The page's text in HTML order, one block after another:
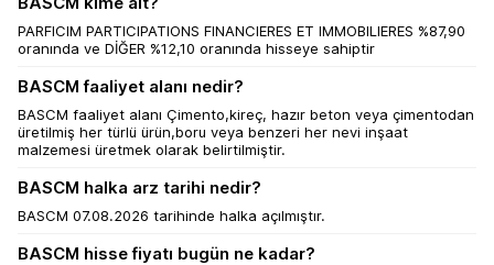
PARFICIM PARTICIPATIONS FINANCIERES ET IMMOBILIERES %87,90
oranında ve DİĞER %12,10 oranında hisseye sahiptir
BASCM faaliyet alanı nedir?
BASCM faaliyet alanı Çimento,kireç, hazır beton veya çimentodan
üretilmiş her türlü ürün,boru veya benzeri her nevi inşaat
malzemesi üretmek olarak belirtilmiştir.
BASCM halka arz tarihi nedir?
BASCM 07.08.2026 tarihinde halka açılmıştır.
BASCM hisse fiyatı bugün ne kadar?